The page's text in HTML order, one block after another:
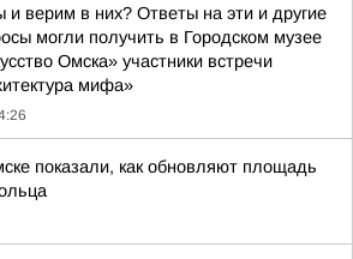
и верим в них? Ответы на эти и другие
могли получить в Городском музее
Омска» участники встречи
мифа»
показали, как обновляют площадь